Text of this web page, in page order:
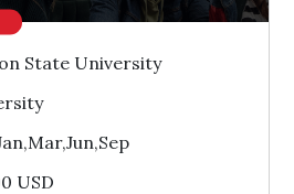
State University
USD